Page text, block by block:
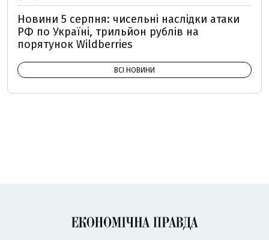
Новини 5 серпня: чисельні наслідки атаки
РФ по Україні, трильйон рублів на
порятунок Wildberries
ВСІ НОВИНИ